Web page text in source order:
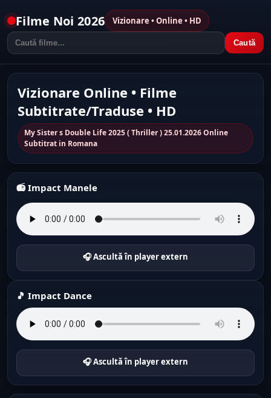
Filme Noi 2026 Vizionare • Online • HD
Caută
Vizionare Online • Filme
Subtitrate/Traduse • HD
My Sister s Double Life 2025 ( Thriller ) 25.01.2026 Online
Subtitrat in Romana
📻 Impact Manele
🎧 Ascultă în player extern
🎵 Impact Dance
🎧 Ascultă în player extern